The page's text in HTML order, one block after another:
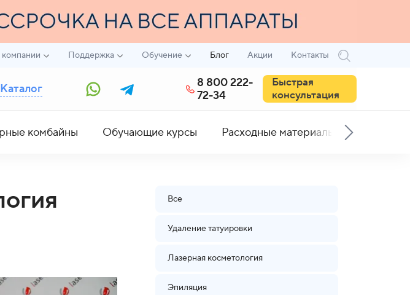
Поддержка Обучение Блог Акции Контакты
Каталог
8 800 222-
72-34
Быстрая
консультация
комбайны Обучающие курсы Расходные материалы
Все
Удаление татуировки
Лазерная косметология
Эпиляция